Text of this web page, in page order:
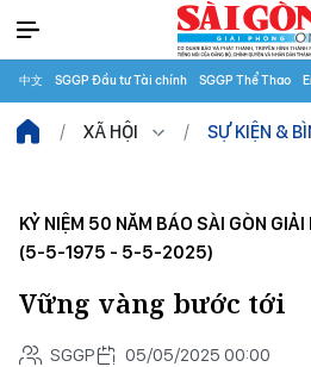
中文 SGGP Đầu tư Tài chính SGGP Thể Thao
XÃ HỘI SỰ KIỆN &
KỶ NIỆM 50 NĂM BÁO SÀI GÒN
(5-5-1975 - 5-5-2025)
Vững vàng bước tới
SGGP 05/05/2025 00:00